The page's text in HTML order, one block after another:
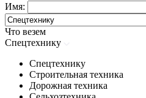
Имя:
Что везем
Спецтехнику
Спецтехнику
Строительная техника
Дорожная техника